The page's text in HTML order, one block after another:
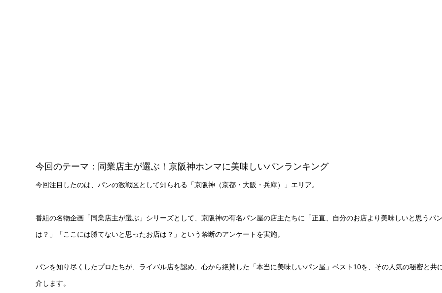
今回のテーマ：同業店主が選ぶ！京阪神ホンマに美味しいパンランキング
今回注目したのは、パンの激戦区として知られる「京阪神（京都・大阪・兵庫）」エリア。
番組の名物企画「同業店主が選ぶ」シリーズとして、京阪神の有名パン屋の店主たちに「正直、自分のお店より美味しいと思うパ
は？」「ここには勝てないと思ったお店は？」という禁断のアンケートを実施。
パンを知り尽くしたプロたちが、ライバル店を認め、心から絶賛した「本当に美味しいパン屋」ベスト10を、その人気の秘密と共
介します。